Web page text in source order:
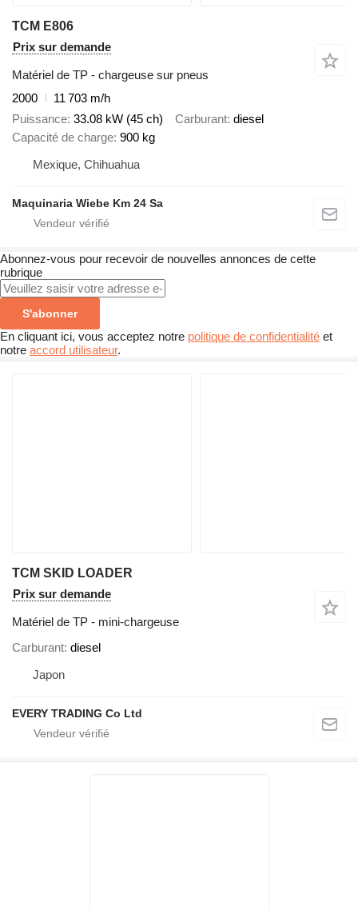
TCM E806
Prix sur demande
Matériel de TP - chargeuse sur pneus
2000
11 703 m/h
Puissance 33.08 kW (45 ch) Carburant diesel
Capacité de charge 900 kg
Mexique, Chihuahua
Maquinaria Wiebe Km 24 Sa
Abonnez-vous pour recevoir de nouvelles annonces de cette
rubrique
S'abonner
En cliquant ici, vous acceptez notre politique de confidentialité et
notre accord utilisateur.
TCM SKID LOADER
Prix sur demande
Matériel de TP - mini-chargeuse
Carburant diesel
Japon
EVERY TRADING Co Ltd